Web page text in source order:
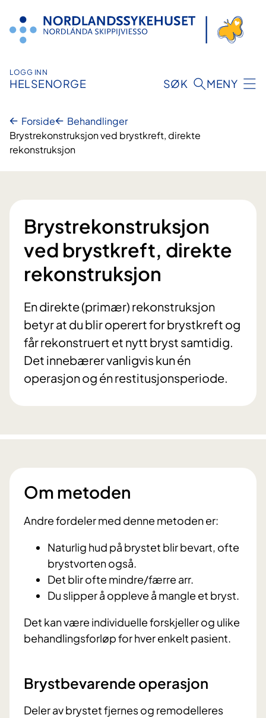
innhold
LOGG INN
HELSENORGE SØK MENY
Forside
Behandlinger
Brystrekonstruksjon ved brystkreft, direkte
rekonstruksjon
Brystrekonstruksjon
ved brystkreft, direkte
rekonstruksjon
En direkte (primær) rekonstruksjon
betyr at du blir operert for brystkreft og
får rekonstruert et nytt bryst samtidig.
Det innebærer vanligvis kun én
operasjon og én restitusjonsperiode.
Om metoden
Andre fordeler med denne metoden er:
Naturlig hud på brystet blir bevart, ofte
brystvorten også.
Det blir ofte mindre/færre arr.
Du slipper å oppleve å mangle et bryst.
Det kan være individuelle forskjeller og ulike
behandlingsforløp for hver enkelt pasient.
Brystbevarende operasjon
Deler av brystet fjernes og remodelleres